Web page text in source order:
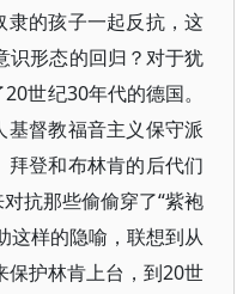
的孩子一起反抗，这
识形态的回归？对于犹
世纪30年代的德国。
基督教福音主义保守派
登和布林肯的后代们
抗那些偷偷穿了“紫袍
这样的隐喻，联想到从
保护林肯上台，到20世